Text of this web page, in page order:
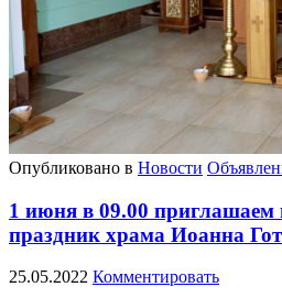
Опубликовано в Новости
1 июня в 09.00
праздник храма Иоанна
25.05.2022 Комментировать